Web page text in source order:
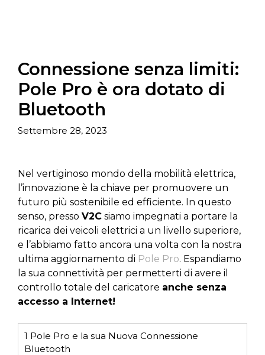
Connessione senza limiti:
Pole Pro è ora dotato di
Bluetooth
Settembre 28, 2023
Nel vertiginoso mondo della mobilità elettrica,
l’innovazione è la chiave per promuovere un
futuro più sostenibile ed efficiente. In questo
senso, presso V2C siamo impegnati a portare la
ricarica dei veicoli elettrici a un livello superiore,
e l’abbiamo fatto ancora una volta con la nostra
ultima aggiornamento di Pole Pro. Espandiamo
la sua connettività per permetterti di avere il
controllo totale del caricatore anche senza
accesso a Internet!
1 Pole Pro e la sua Nuova Connessione
Bluetooth